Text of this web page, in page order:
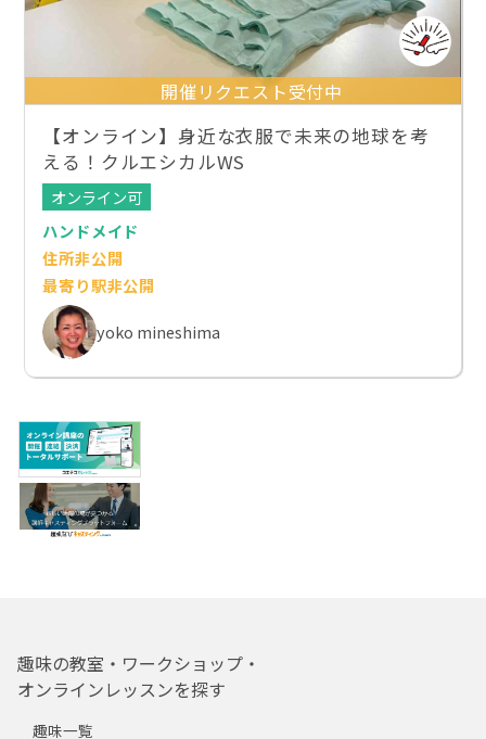
開催リクエスト受付中
【オンライン】身近な衣服で未来の地球を考
える！クルエシカルWS
オンライン可
ハンドメイド
住所非公開
最寄り駅非公開
yoko mineshima
趣味の教室・ワークショップ・
オンラインレッスンを探す
趣味一覧